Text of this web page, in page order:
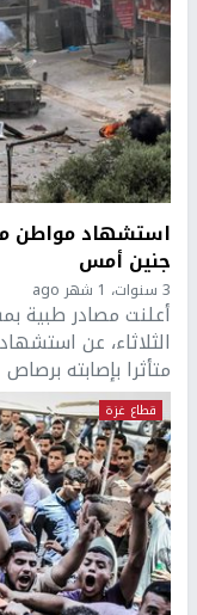
استشهاد مواطن
جنين أمس
3 سنوات، 1 شهر ago
أعلنت مصادر طبية
متأثرا بإصابته
قطاع غزة